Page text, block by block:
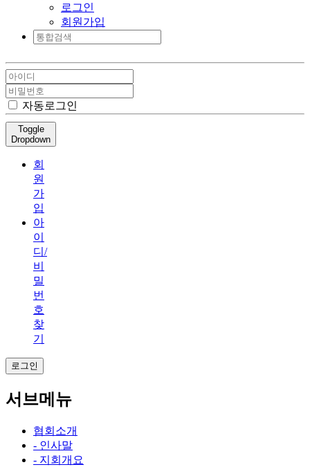
로그인
회원가입
자동로그인
Toggle
Dropdown
회
원
가
입
아
이
디/
비
밀
번
호
찾
기
로그인
서브메뉴
협회소개
- 인사말
- 지회개요